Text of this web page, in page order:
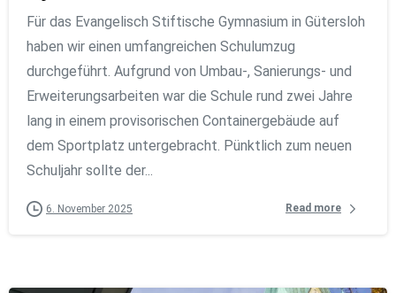
Für das Evangelisch Stiftische Gymnasium in Gütersloh
haben wir einen umfangreichen Schulumzug
durchgeführt. Aufgrund von Umbau-, Sanierungs- und
Erweiterungsarbeiten war die Schule rund zwei Jahre
lang in einem provisorischen Containergebäude auf
dem Sportplatz untergebracht. Pünktlich zum neuen
Schuljahr sollte der...
6. November 2025 Read more